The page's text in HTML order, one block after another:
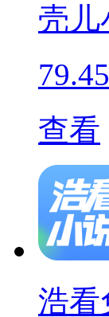
壳儿
查看
浩看